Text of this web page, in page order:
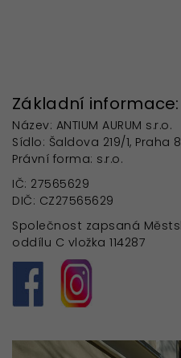
Základní informace:
Název: ANTIUM AURUM s.r.o.
Sídlo: Šaldova 219/1, Praha
Právní forma: s.r.o.
IČ: 27565629
DIČ: CZ27565629
Společnost zapsaná
oddílu C vložka 114287